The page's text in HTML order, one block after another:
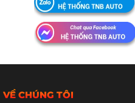
VỀ CHÚNG TÔI